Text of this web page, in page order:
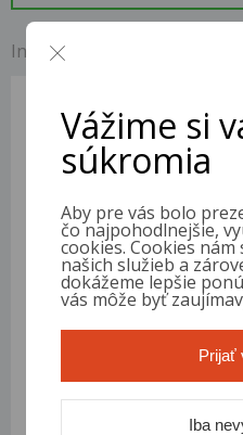
Informácie o vozidle
Registrácia
Stav tachometra:
Motor
Objem
Výkon
Prevodovka
Karoséria
Farba
Počet dverí
Emisie
Vážime si
súkromia
Aby pre vás bolo
čo najpohodlnejšie,
cookies. Cookies
našich služieb a
dokážeme lepšie
vás môže byť
Iba
Prijať